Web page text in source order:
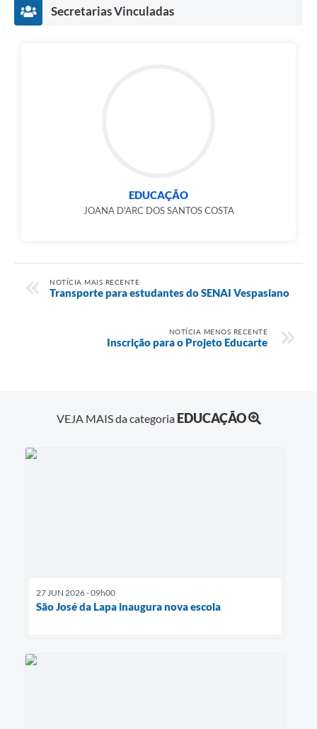
Secretarias Vinculadas
EDUCAÇÃO
JOANA D'ARC DOS SANTOS COSTA
NOTÍCIA MAIS RECENTE
Transporte para estudantes do SENAI Vespasiano
NOTÍCIA MENOS RECENTE
Inscrição para o Projeto Educarte
VEJA MAIS da categoria EDUCAÇÃO
27 JUN 2026 - 09h00
São José da Lapa inaugura nova escola